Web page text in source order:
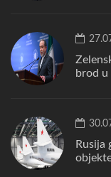
brod
Rusija